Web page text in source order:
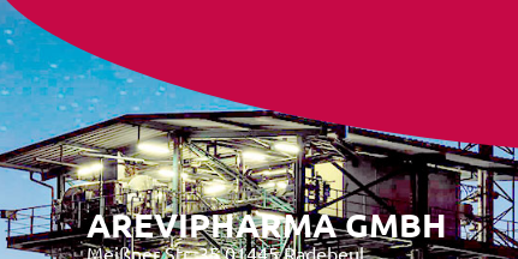
AREVIPHARMA GMBH
Meißner Str. 35 01445 Radebeul,